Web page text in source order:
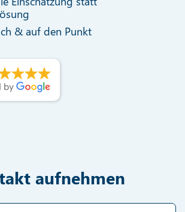
& auf den Punkt
aufnehmen